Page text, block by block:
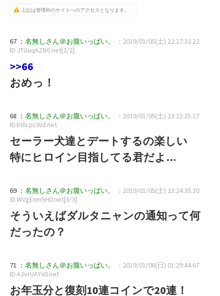
上記は管理外のサイトへのアクセスとなります。
67 ： 名無しさん＠お腹いっぱい。
：2019/01/05(土) 22:27:32.22
ID:JTUuqAZB0.net[2/2]
>>66
おめっ！
68 ： 名無しさん＠お腹いっぱい。
：2019/01/05(土) 23:22:25.17
ID:lrI6cpcWd.net
セーラー犬達とデートするの楽しい
特にヒロイン目指してる君だよ…
69 ： 名無しさん＠お腹いっぱい。
：2019/01/05(土) 23:24:35.20
ID:WVgEnm5H0.net[3/3]
そういえばダルタニャンの通知って何
だったの？
71 ： 名無しさん＠お腹いっぱい。
：2019/01/06(日) 01:29:44.67
ID:A3vrUAYx0.net
お年玉分と復刻10連コインで20連！